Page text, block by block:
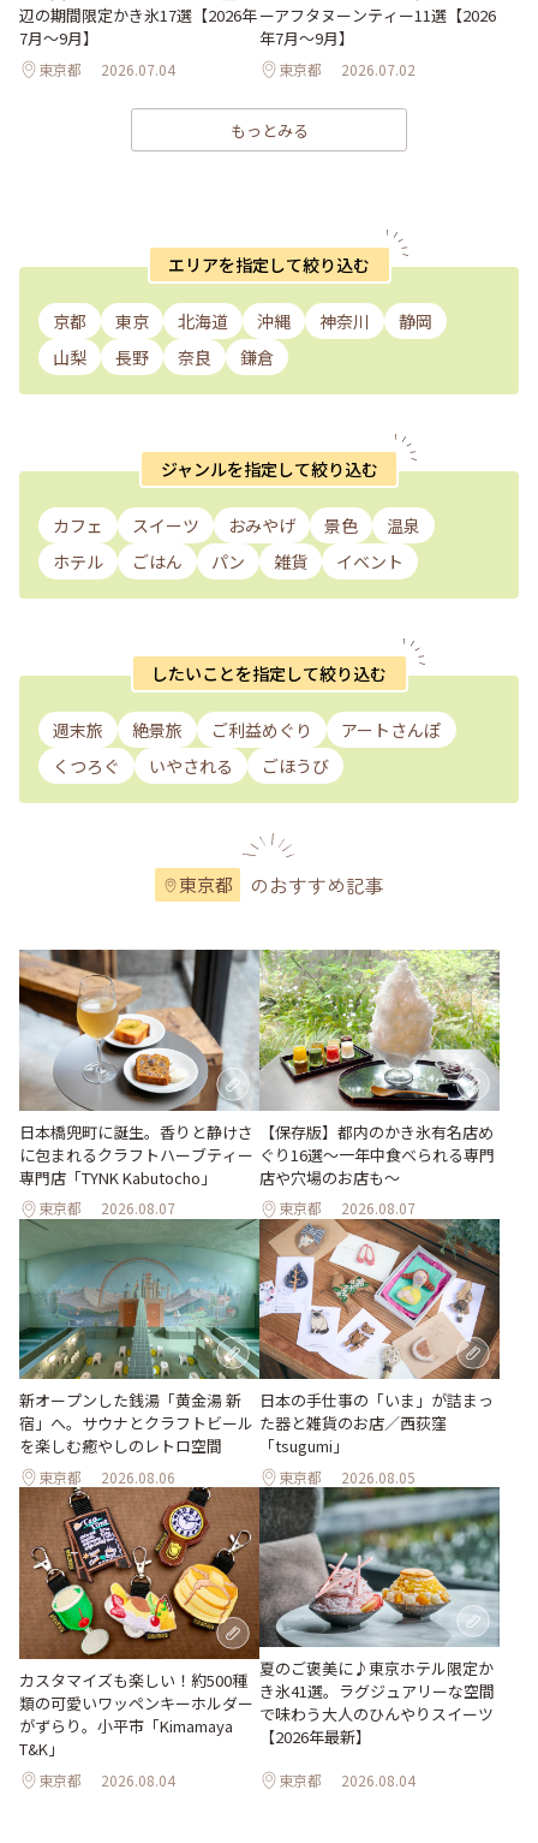
辺の期間限定かき氷17選【2026年
7月～9月】
東京都 2026.07.04
ーアフタヌーンティー11選【2026
年7月～9月】
東京都 2026.07.02
もっとみる
エリアを指定して絞り込む
京都 東京 北海道 沖縄 神奈川
静岡
山梨
長野 奈良 鎌倉
ジャンルを指定して絞り込む
カフェ スイーツ おみやげ 景色
温泉
ホテル
ごはん パン 雑貨 イベント
したいことを指定して絞り込む
週末旅 絶景旅 ご利益めぐり
アートさんぽ
くつろぐ
いやされる ごほうび
東京都 のおすすめ記事
日本橋兜町に誕生。香りと静けさ
に包まれるクラフトハーブティー
専門店「TYNK Kabutocho」
東京都 2026.08.07
【保存版】都内のかき氷有名店め
ぐり16選～一年中食べられる専門
店や穴場のお店も～
東京都 2026.08.07
新オープンした銭湯「黄金湯 新
宿」へ。サウナとクラフトビール
を楽しむ癒やしのレトロ空間
東京都 2026.08.06
日本の手仕事の「いま」が詰まっ
た器と雑貨のお店／西荻窪
「tsugumi」
東京都 2026.08.05
カスタマイズも楽しい！約500種
類の可愛いワッペンキーホルダー
がずらり。小平市「Kimamaya
T&K」
東京都 2026.08.04
夏のご褒美に♪東京ホテル限定か
き氷41選。ラグジュアリーな空間
で味わう大人のひんやりスイーツ
【2026年最新】
東京都 2026.08.04